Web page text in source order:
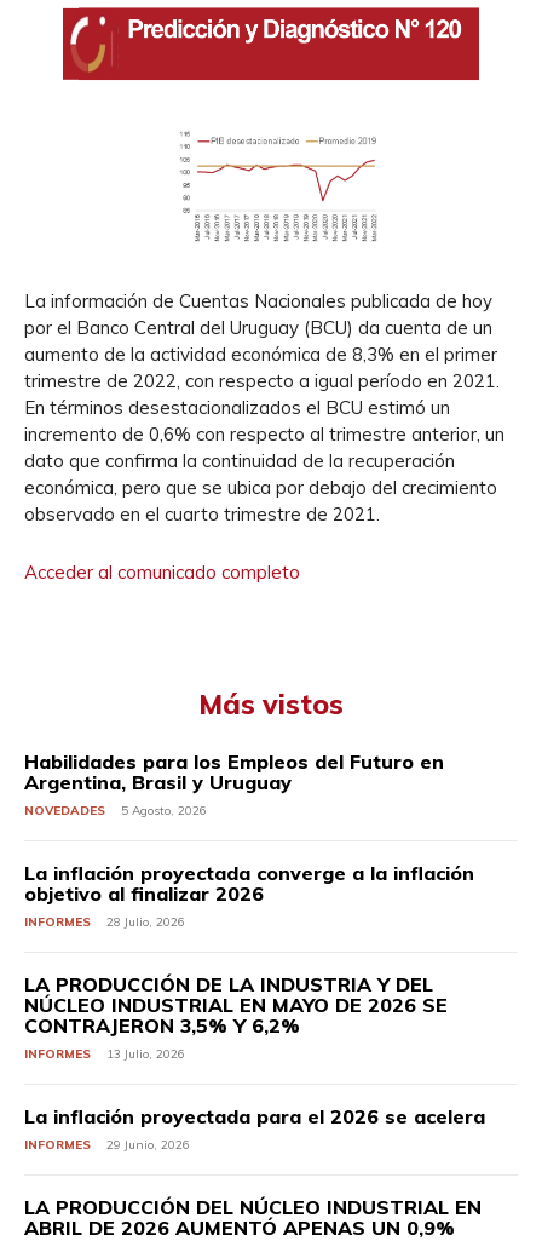
La información de Cuentas Nacionales publicada de hoy
por el Banco Central del Uruguay (BCU) da cuenta de un
aumento de la actividad económica de 8,3% en el primer
trimestre de 2022, con respecto a igual período en 2021.
En términos desestacionalizados el BCU estimó un
incremento de 0,6% con respecto al trimestre anterior, un
dato que confirma la continuidad de la recuperación
económica, pero que se ubica por debajo del crecimiento
observado en el cuarto trimestre de 2021.
Acceder al comunicado completo
Más vistos
Habilidades para los Empleos del Futuro en
Argentina, Brasil y Uruguay
NOVEDADES 5 Agosto, 2026
La inflación proyectada converge a la inflación
objetivo al finalizar 2026
INFORMES 28 Julio, 2026
LA PRODUCCIÓN DE LA INDUSTRIA Y DEL
NÚCLEO INDUSTRIAL EN MAYO DE 2026 SE
CONTRAJERON 3,5% Y 6,2%
INFORMES 13 Julio, 2026
La inflación proyectada para el 2026 se acelera
INFORMES 29 Junio, 2026
LA PRODUCCIÓN DEL NÚCLEO INDUSTRIAL EN
ABRIL DE 2026 AUMENTÓ APENAS UN 0,9%